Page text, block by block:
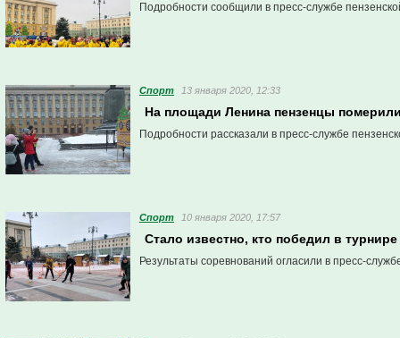
Подробности сообщили в пресс-службе
Спорт 13 января 2020, 12:33
На площади Ленина пензенцы
Подробности рассказали в пресс-службе
Спорт 10 января 2020, 17:57
Стало известно, кто победил в
Результаты соревнований огласили в пресс-